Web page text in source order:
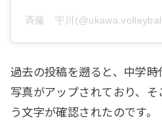
斉藤 宇川
過去の投稿を遡ると、中学
写真がアップされており、
う文字が確認されたのです。